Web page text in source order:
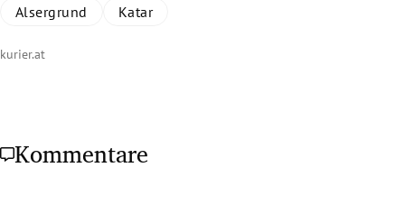
Alsergrund Katar
kurier.at
Kommentare